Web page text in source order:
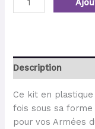
Description
Ce kit en
fois sous sa
pour vos Armées